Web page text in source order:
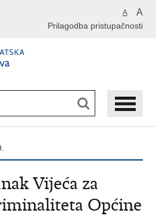
A A
Prilagodba pristupačnosti
Vijeća za
Općine